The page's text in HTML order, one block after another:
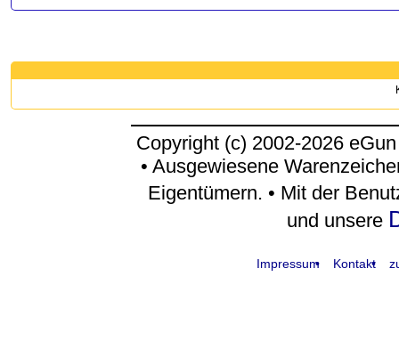
Copyright (c) 2002-2026
• Ausgewiesene
Eigentümern. • Mit der
und unsere
Impressum Kontakt